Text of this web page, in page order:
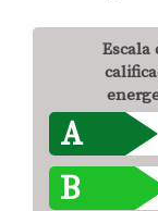
Escala
A
B